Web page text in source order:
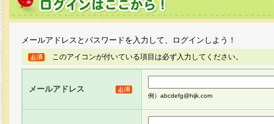
メールアドレスとパスワードを入力して、ログインしよう！
このアイコンが付いている項目は必ず入力してください。
メールアドレス
例）abcdefg@hijk.com